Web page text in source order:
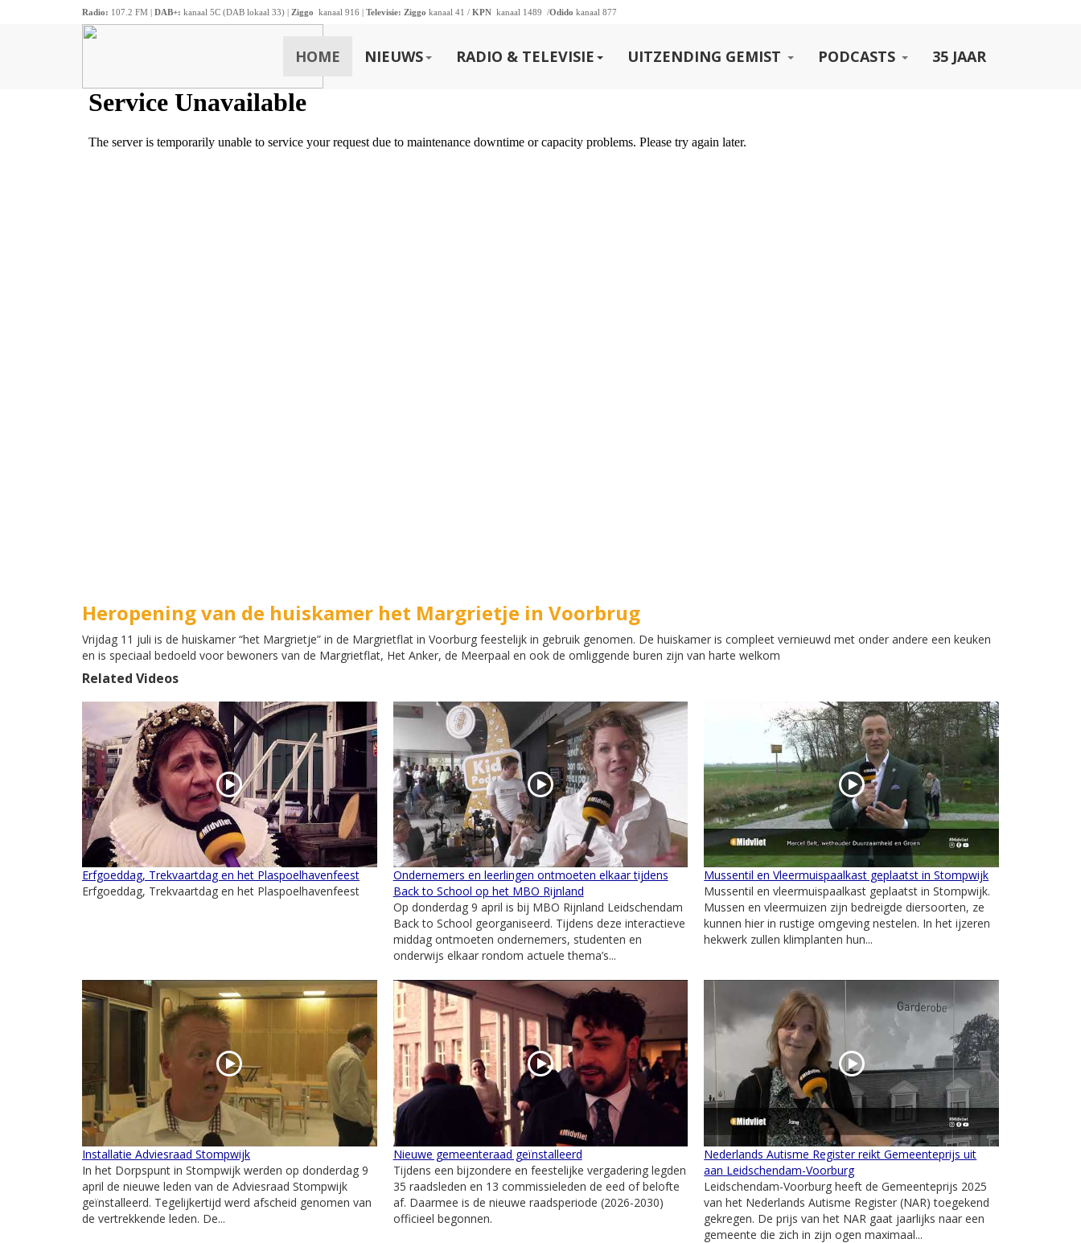
Radio: 107.2 FM | DAB+: kanaal 5C (DAB lokaal 33) | Ziggo kanaal 916 | Televisie: Ziggo kanaal 41 / KPN kanaal 1489 /Odido kanaal 877
HOME NIEUWS RADIO & TELEVISIE UITZENDING GEMIST PODCASTS 35 JAAR
Heropening van de huiskamer het Margrietje in Voorbrug
Vrijdag 11 juli is de huiskamer “het Margrietje” in de Margrietflat in Voorburg feestelijk in gebruik genomen. De huiskamer is compleet vernieuwd met onder andere een keuken
en is speciaal bedoeld voor bewoners van de Margrietflat, Het Anker, de Meerpaal en ook de omliggende buren zijn van harte welkom
Related Videos
Erfgoeddag, Trekvaartdag en het Plaspoelhavenfeest
Erfgoeddag, Trekvaartdag en het Plaspoelhavenfeest
Ondernemers en leerlingen ontmoeten elkaar tijdens
Back to School op het MBO Rijnland
Op donderdag 9 april is bij MBO Rijnland Leidschendam
Back to School georganiseerd. Tijdens deze interactieve
middag ontmoeten ondernemers, studenten en
onderwijs elkaar rondom actuele thema’s...
Mussentil en Vleermuispaalkast geplaatst in Stompwijk
Mussentil en vleermuispaalkast geplaatst in Stompwijk.
Mussen en vleermuizen zijn bedreigde diersoorten, ze
kunnen hier in rustige omgeving nestelen. In het ijzeren
hekwerk zullen klimplanten hun...
Installatie Adviesraad Stompwijk
In het Dorpspunt in Stompwijk werden op donderdag 9
april de nieuwe leden van de Adviesraad Stompwijk
geïnstalleerd. Tegelijkertijd werd afscheid genomen van
de vertrekkende leden. De...
Nieuwe gemeenteraad geïnstalleerd
Tijdens een bijzondere en feestelijke vergadering legden
35 raadsleden en 13 commissieleden de eed of belofte
af. Daarmee is de nieuwe raadsperiode (2026-2030)
officieel begonnen.
Nederlands Autisme Register reikt Gemeenteprijs uit
aan Leidschendam-Voorburg
Leidschendam-Voorburg heeft de Gemeenteprijs 2025
van het Nederlands Autisme Register (NAR) toegekend
gekregen. De prijs van het NAR gaat jaarlijks naar een
gemeente die zich in zijn ogen maximaal...